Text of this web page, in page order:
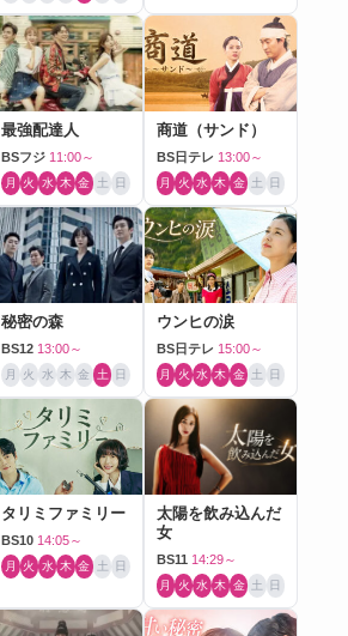
最強配達人
BSフジ 11:00～
月 火 水 木 金 土 日
商道（サンド）
BS日テレ 13:00～
月 火 水 木 金 土 日
秘密の森
BS12 13:00～
月 火 水 木 金 土 日
ウンヒの涙
BS日テレ 15:00～
月 火 水 木 金 土 日
タリミファミリー
BS10 14:05～
月 火 水 木 金 土 日
太陽を飲み込んだ
女
BS11 14:29～
月 火 水 木 金 土 日